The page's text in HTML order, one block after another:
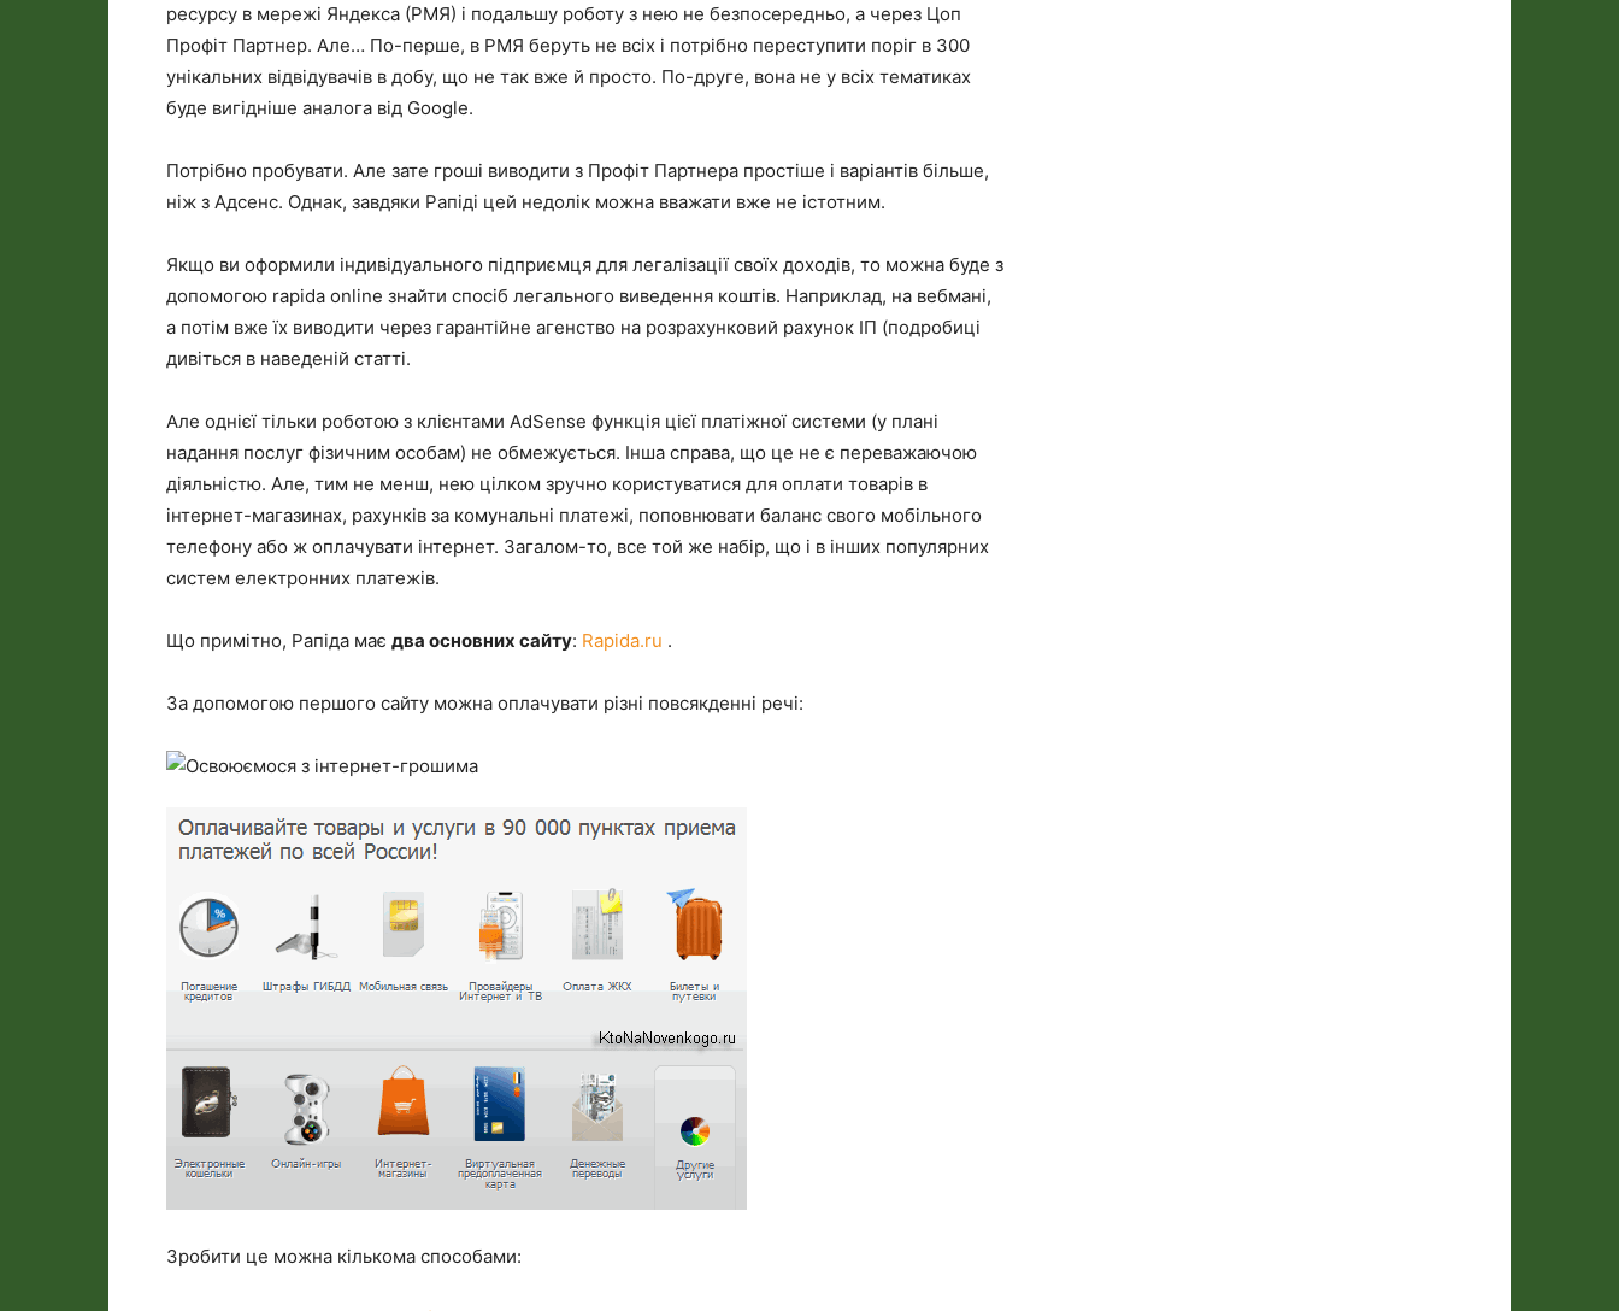
ресурсу в мережі Яндекса (РМЯ) і подальшу роботу з нею не безпосередньо, а через Цоп
Профіт Партнер. Але… По-перше, в РМЯ беруть не всіх і потрібно переступити поріг в 300
унікальних відвідувачів в добу, що не так вже й просто. По-друге, вона не у всіх тематиках
буде вигідніше аналога від Google.
Потрібно пробувати. Але зате гроші виводити з Профіт Партнера простіше і варіантів більше,
ніж з Адсенс. Однак, завдяки Рапіді цей недолік можна вважати вже не істотним.
Якщо ви оформили індивідуального підприємця для легалізації своїх доходів, то можна буде з
допомогою rapida online знайти спосіб легального виведення коштів. Наприклад, на вебмані,
а потім вже їх виводити через гарантійне агенство на розрахунковий рахунок ІП (подробиці
дивіться в наведеній статті.
Але однієї тільки роботою з клієнтами AdSense функція цієї платіжної системи (у плані
надання послуг фізичним особам) не обмежується. Інша справа, що це не є переважаючою
діяльністю. Але, тим не менш, нею цілком зручно користуватися для оплати товарів в
інтернет-магазинах, рахунків за комунальні платежі, поповнювати баланс свого мобільного
телефону або ж оплачувати інтернет. Загалом-то, все той же набір, що і в інших популярних
систем електронних платежів.
Що примітно, Рапіда має два основних сайту: Rapida.ru .
За допомогою першого сайту можна оплачувати різні повсякденні речі:
Зробити це можна кількома способами: